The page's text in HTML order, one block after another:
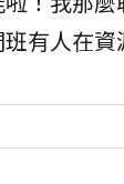
有人在資